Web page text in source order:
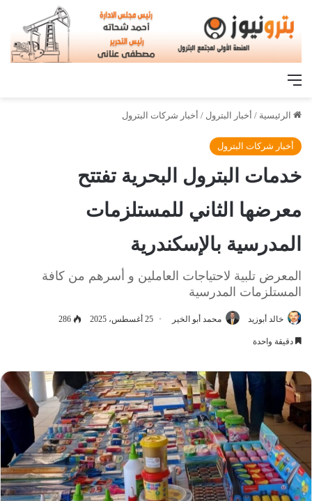
القائمة
الرئيسية / أخبار البترول / أخبار شركات البترول
أخبار شركات البترول
خدمات البترول البحرية تفتتح
معرضها الثاني للمستلزمات
المدرسية بالإسكندرية
المعرض تلبية لاحتياجات العاملين و أسرهم من كافة
المستلزمات المدرسية
خالد أبوزيد محمد أبو الخير 25 أغسطس، 2025 286
دقيقة واحدة